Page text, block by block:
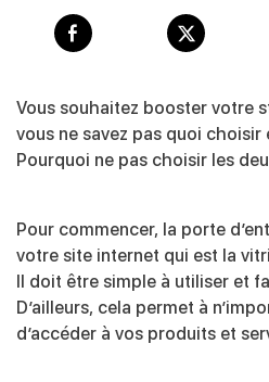
Vous souhaitez booster votre
vous ne savez pas quoi choisir
Pourquoi ne pas choisir les
Pour commencer, la porte
votre site internet qui est la
Il doit être simple à utiliser et
D’ailleurs, cela permet à
d’accéder à vos produits et